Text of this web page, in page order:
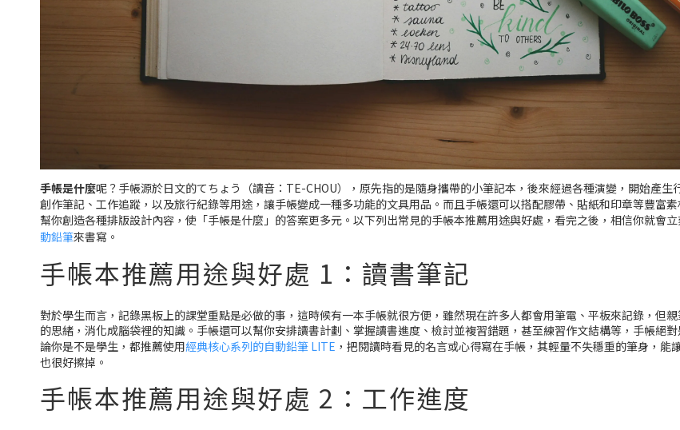
手帳是什麼呢？手帳源於日文的てちょう（讀音：TE-CHOU），原先指的是隨身攜帶的小筆記本，後來經過各種演變，開始產生
創作筆記、工作追蹤，以及旅行紀錄等用途，讓手帳變成一種多功能的文具用品。而且手帳還可以搭配膠帶、貼紙和印章等豐富
幫你創造各種排版設計內容，使「手帳是什麼」的答案更多元。以下列出常見的手帳本推薦用途與好處，看完之後，相信你就會
動鉛筆來書寫。
手帳本推薦用途與好處 1：讀書筆記
對於學生而言，記錄黑板上的課堂重點是必做的事，這時候有一本手帳就很方便，雖然現在許多人都會用筆電、平板來記錄，但
的思緒，消化成腦袋裡的知識。手帳還可以幫你安排讀書計劃、掌握讀書進度、檢討並複習錯題，甚至練習作文結構等，手帳絕
論你是不是學生，都推薦使用經典核心系列的自動鉛筆 LITE ，把閱讀時看見的名言或心得寫在手帳，其輕量不失穩重的筆身，能
也很好擦掉。
手帳本推薦用途與好處 2：工作進度